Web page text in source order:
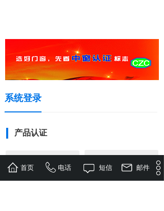
系统登录
产品认证
按钮文本
按钮文本
首页 电话 短信 邮件